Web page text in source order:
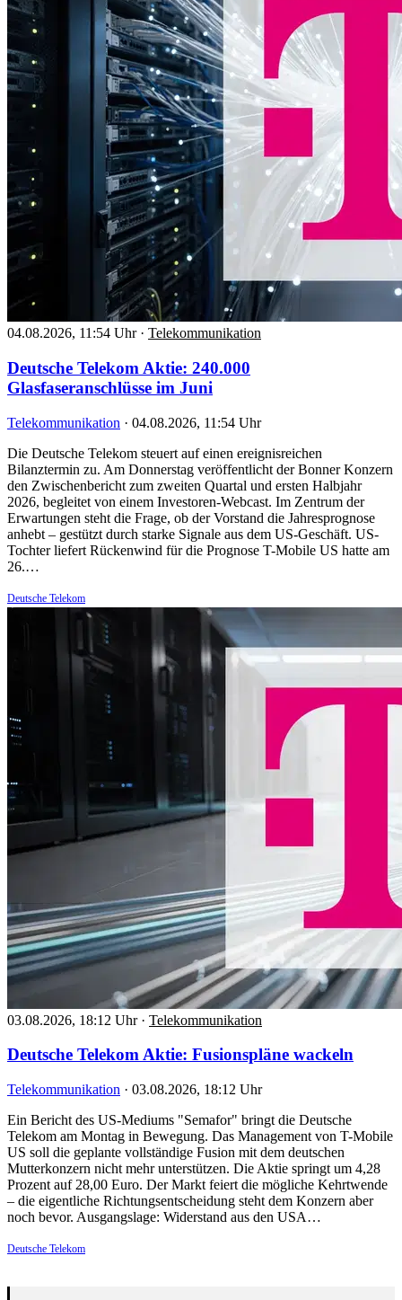
04.08.2026, 11:54 Uhr · Telekommunikation
Deutsche Telekom Aktie: 240.000
Glasfaseranschlüsse im Juni
Telekommunikation · 04.08.2026, 11:54 Uhr
Die Deutsche Telekom steuert auf einen ereignisreichen
Bilanztermin zu. Am Donnerstag veröffentlicht der Bonner Konzern
den Zwischenbericht zum zweiten Quartal und ersten Halbjahr
2026, begleitet von einem Investoren-Webcast. Im Zentrum der
Erwartungen steht die Frage, ob der Vorstand die Jahresprognose
anhebt – gestützt durch starke Signale aus dem US-Geschäft. US-
Tochter liefert Rückenwind für die Prognose T-Mobile US hatte am
26.…
Deutsche Telekom
03.08.2026, 18:12 Uhr · Telekommunikation
Deutsche Telekom Aktie: Fusionspläne wackeln
Telekommunikation · 03.08.2026, 18:12 Uhr
Ein Bericht des US-Mediums "Semafor" bringt die Deutsche
Telekom am Montag in Bewegung. Das Management von T-Mobile
US soll die geplante vollständige Fusion mit dem deutschen
Mutterkonzern nicht mehr unterstützen. Die Aktie springt um 4,28
Prozent auf 28,00 Euro. Der Markt feiert die mögliche Kehrtwende
– die eigentliche Richtungsentscheidung steht dem Konzern aber
noch bevor. Ausgangslage: Widerstand aus den USA…
Deutsche Telekom